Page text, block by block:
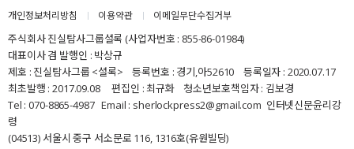
18화
17화 채용비리 공판에서도 ‘회장 살리기’ 신한은행
16화 우리은행, 국정원 간부 백창훈 딸 2회 부정채용
15화 세금 투입했건만.. 우리은행장 채용비리 직접 지시
개인정보처리방침 이용약관 이메일무단수집거부
주식회사 진실탐사그룹셜록 (사업자번호 : 855-86-01984)
대표이사 겸 발행인 : 박상규
제호 : 진실탐사그룹 <셜록> 등록번호 : 경기,아52610 등록일자 : 2020.07.17
최초발행 : 2017.09.08 편집인 : 최규화 청소년보호책임자 : 김보경
Tel : 070-8865-4987 Email : sherlockpress2@gmail.com 인터넷신문윤리강
령
(04513) 서울시 중구 서소문로 116, 1316호(유원빌딩)